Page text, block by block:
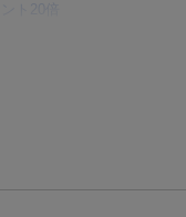
ト20倍